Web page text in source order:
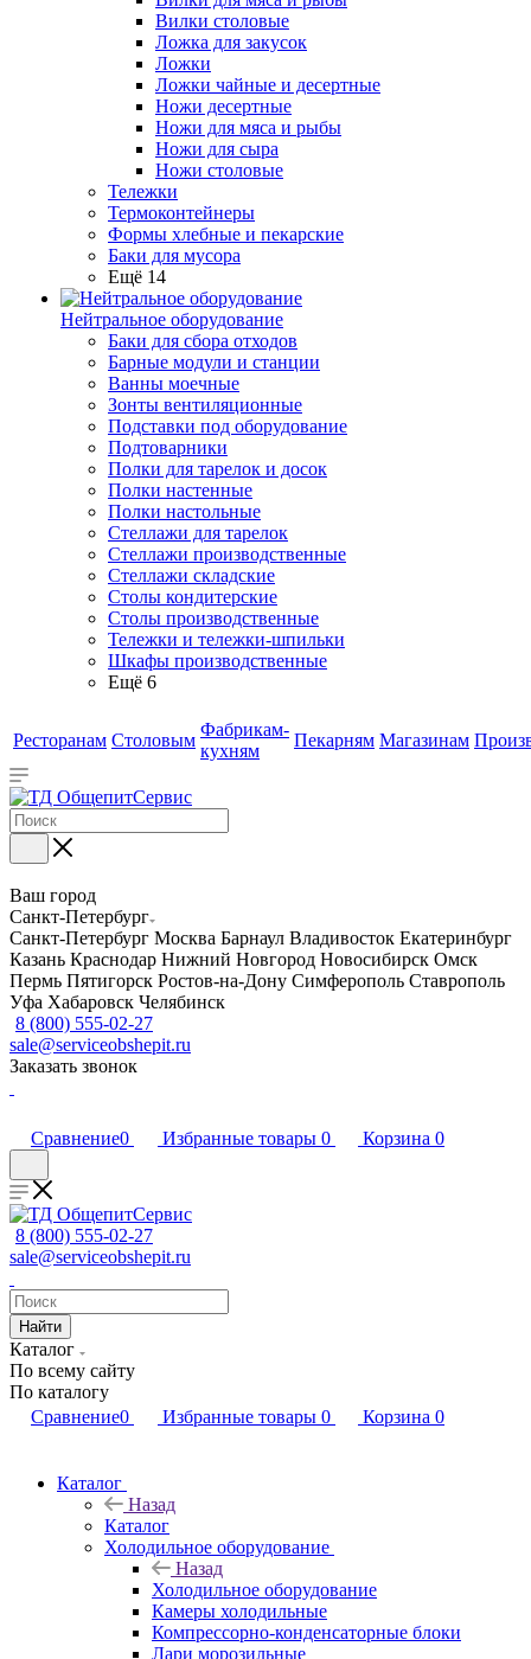
Вилки столовые
Ложка для закусок
Ложки
Ложки чайные и десертные
Ножи десертные
Ножи для мяса и рыбы
Ножи для сыра
Ножи столовые
Тележки
Термоконтейнеры
Формы хлебные и пекарские
Баки для мусора
Ещё 14
Нейтральное оборудование
Баки для сбора отходов
Барные модули и станции
Ванны моечные
Зонты вентиляционные
Подставки под оборудование
Подтоварники
Полки для тарелок и досок
Полки настенные
Полки настольные
Стеллажи для тарелок
Стеллажи производственные
Стеллажи складские
Столы кондитерские
Столы производственные
Тележки и тележки-шпильки
Шкафы производственные
Ещё 6
Ресторанам Столовым
Фабрикам-
кухням
Пекарням Магазинам
Ваш город
Санкт-Петербург
Санкт-Петербург Москва Барнаул Владивосток Екатеринбург
Казань Краснодар Нижний Новгород Новосибирск Омск
Пермь Пятигорск Ростов-на-Дону Симферополь Ставрополь
Уфа Хабаровск Челябинск
8 (800) 555-02-27
sale@serviceobshepit.ru
Заказать звонок
Сравнение0 Избранные товары 0 Корзина 0
8 (800) 555-02-27
sale@serviceobshepit.ru
Найти
Каталог
По всему сайту
По каталогу
Сравнение0 Избранные товары 0 Корзина 0
Каталог
Назад
Каталог
Холодильное оборудование
Назад
Холодильное оборудование
Камеры холодильные
Компрессорно-конденсаторные блоки
Лари морозильные